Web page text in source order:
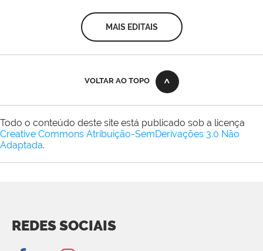
MAIS EDITAIS
VOLTAR AO TOPO
Todo o conteúdo deste site está publicado sob a licença
Creative Commons Atribuição-SemDerivações 3.0 Não
Adaptada.
REDES SOCIAIS